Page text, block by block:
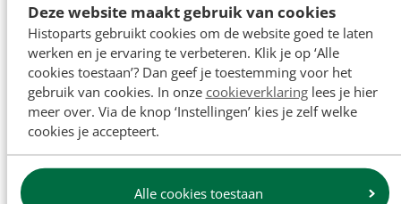
Deze website maakt gebruik van cookies
Histoparts gebruikt cookies om de website goed te laten
werken en je ervaring te verbeteren. Klik je op ‘Alle
cookies toestaan’? Dan geef je toestemming voor het
gebruik van cookies. In onze cookieverklaringlees je hier
meer over. Via de knop ‘Instellingen’ kies je zelf welke
cookies je accepteert.
Alle cookies toestaan